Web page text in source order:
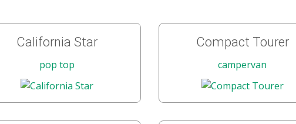
California Star
pop top
Compact Tourer
campervan